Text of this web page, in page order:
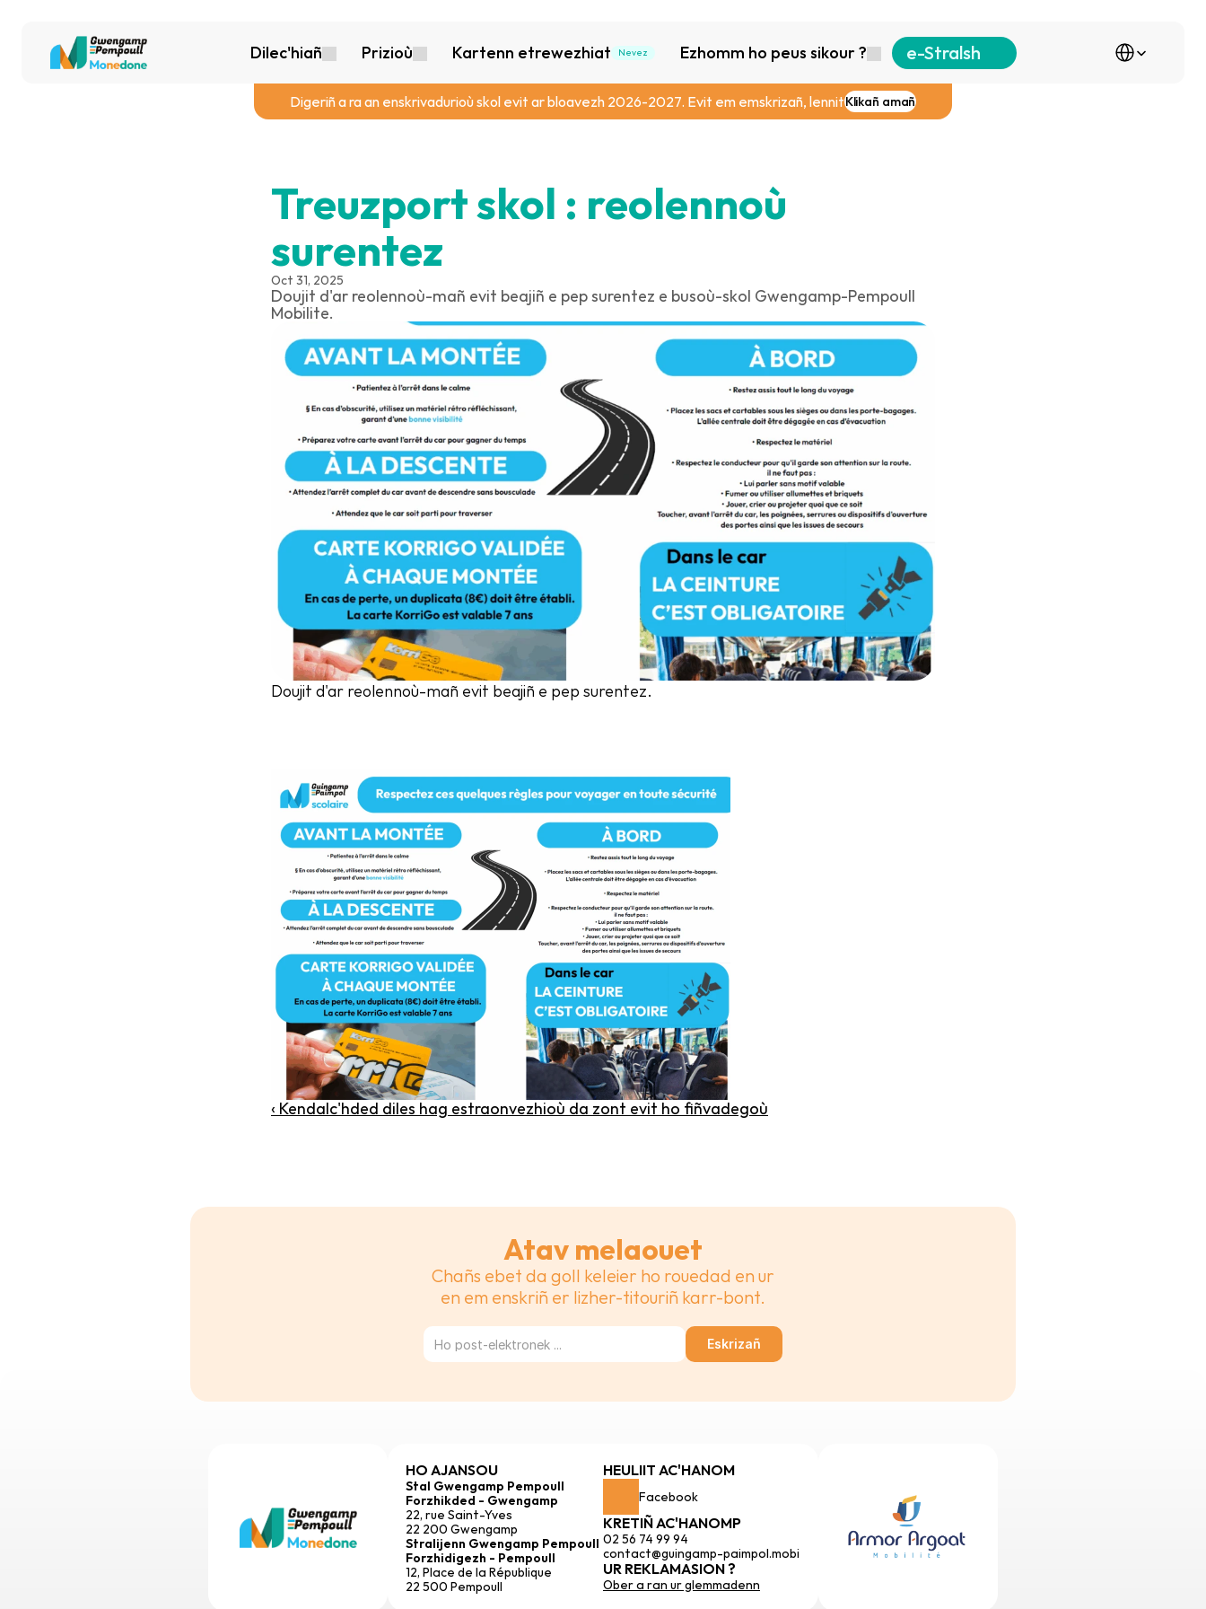
Dilec'hiañ Prizioù Kartenn etrewezhiat Nevez Ezhomm ho peus sikour ? e-Stralsh
Digeriñ a ra an enskrivadurioù skol evit ar bloavezh 2026-2027. Evit em emskrizañ, lennitKlikañ amañ
Treuzport skol : reolennoù
surentez
Oct 31, 2025
Doujit d'ar reolennoù-mañ evit beajiñ e pep surentez e busoù-skol Gwengamp-Pempoull
Mobilite.
Doujit d'ar reolennoù-mañ evit beajiñ e pep surentez.
‹ Kendalc'hded diles hag estraonvezhioù da zont evit ho fiñvadegoù
Atav melaouet
Chañs ebet da goll keleier ho rouedad en ur
en em enskriñ er lizher-titouriñ karr-bont.
Eskrizañ
HO AJANSOU
Stal Gwengamp Pempoull
Forzhikded - Gwengamp
22, rue Saint-Yves
22 200 Gwengamp
Stralijenn Gwengamp Pempoull
Forzhidigezh - Pempoull
12, Place de la République
22 500 Pempoull
HEULIIT AC'HANOM
Facebook
KRETIÑ AC'HANOMP
02 56 74 99 94
contact@guingamp-paimpol.mobi
UR REKLAMASION ?
Ober a ran ur glemmadenn